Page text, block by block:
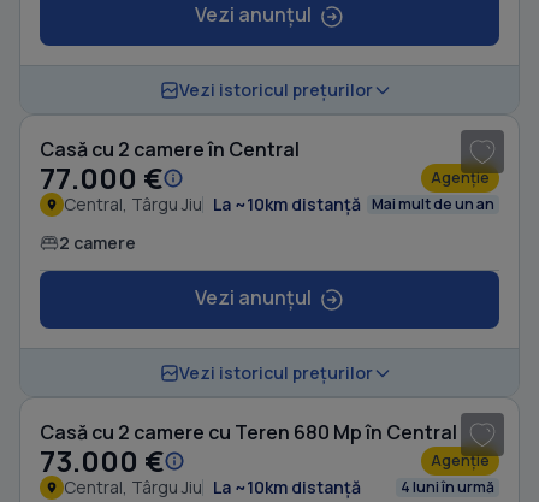
Vezi anunțul
Vezi istoricul prețurilor
Casă cu 2 camere în Central
77.000 € Agenție
Central, Târgu Jiu La ~10km distanță Mai mult de un an
2 camere
Vezi anunțul
Vezi istoricul prețurilor
Casă cu 2 camere cu Teren 680 Mp în Central
73.000 € Agenție
Central, Târgu Jiu La ~10km distanță 4 luni în urmă